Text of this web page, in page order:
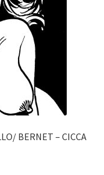
BERNET – CICCA